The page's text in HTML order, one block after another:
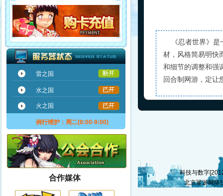
雷之国
水之国
火之国
例行维护：周二(8:00-9:00)
合作媒体
《忍者世界》是
材，风格简易明快
和细节的调整和强
回合制网游，定让
科技与数字
北京鲨游网络